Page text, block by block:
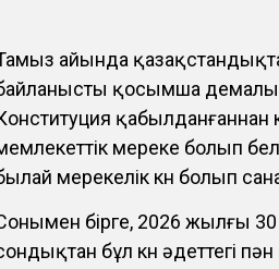
айында
қосымша демалыс
қабылданғаннан
мереке болып
мерекелік күн болып
бірге, 2026 жылғы 30
бұл күн әдеттегі